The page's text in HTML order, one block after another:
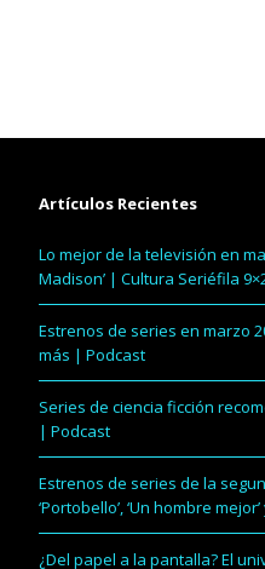
Artículos Recientes
Lo mejor de la televisión en
Madison’ | Cultura Seriéfila
Estrenos de series en marzo
más | Podcast
Series de ciencia ficción
| Podcast
Estrenos de series de la
‘Portobello’, ‘Un hombre
¿Del papel a la pantalla? El